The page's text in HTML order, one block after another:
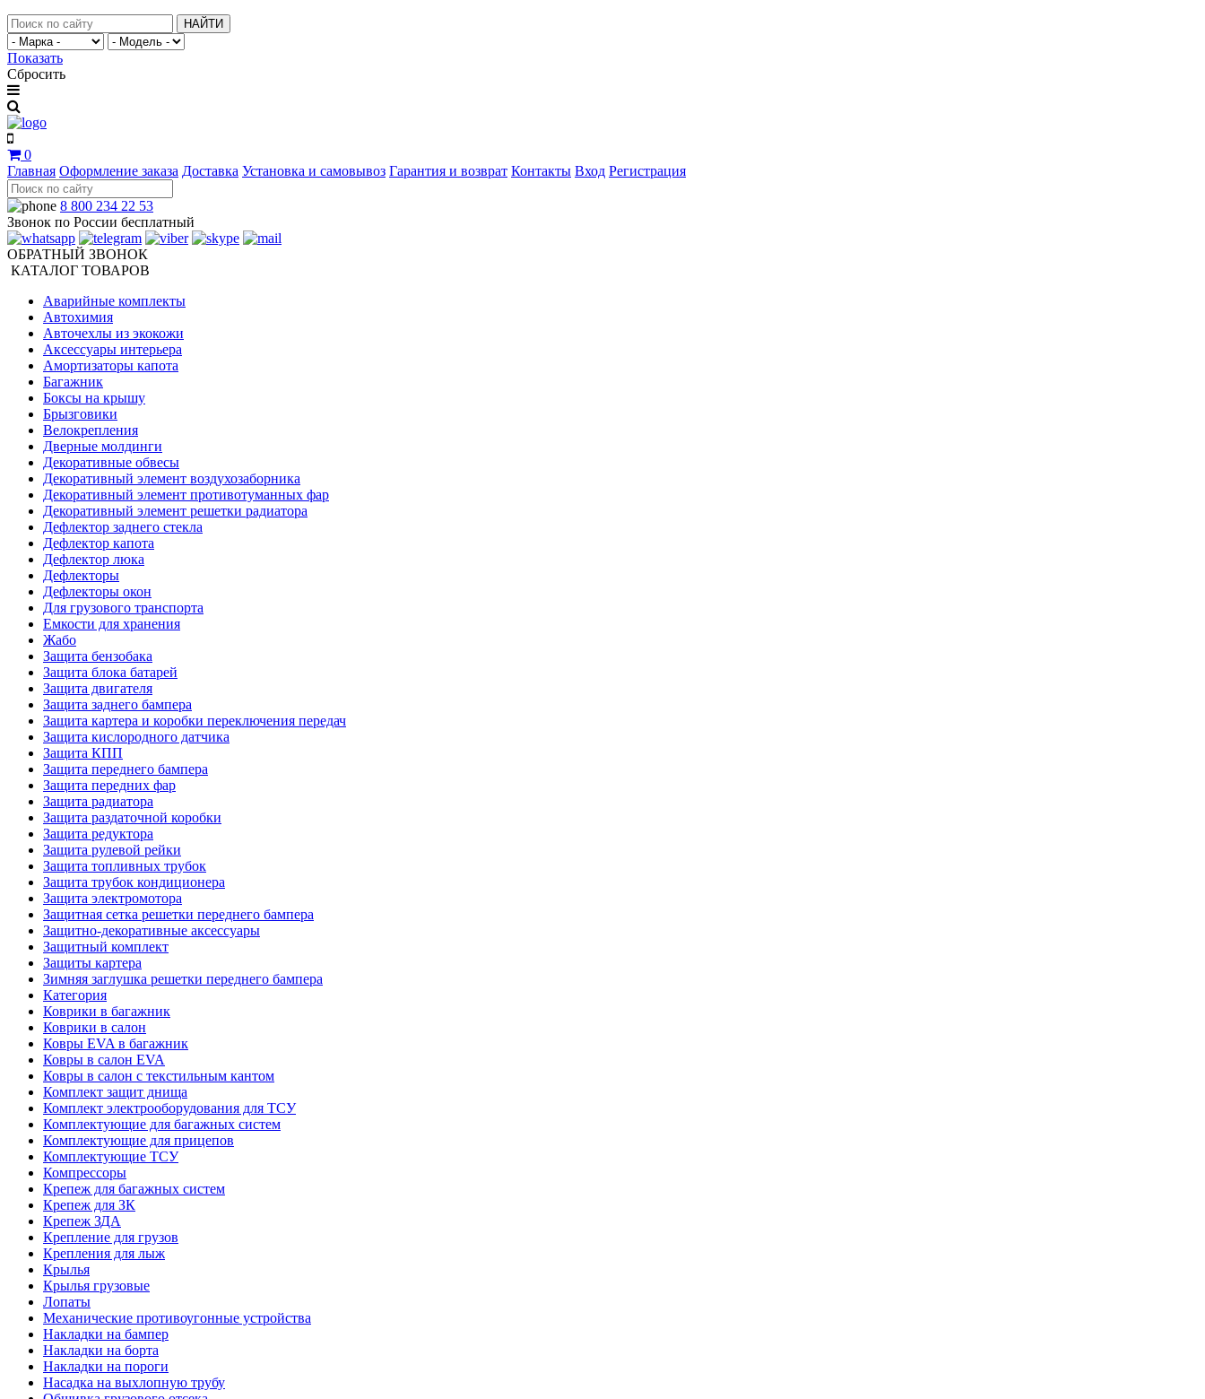
НАЙТИ
Показать
Сбросить
0
Главная Оформление заказа Доставка Установка и самовывоз Гарантия и возврат Контакты Вход Регистрация
8 800 234 22 53
Звонок по России бесплатный
ОБРАТНЫЙ ЗВОНОК
КАТАЛОГ ТОВАРОВ
Аварийные комплекты
Автохимия
Авточехлы из экокожи
Аксессуары интерьера
Амортизаторы капота
Багажник
Боксы на крышу
Брызговики
Велокрепления
Дверные молдинги
Декоративные обвесы
Декоративный элемент воздухозаборника
Декоративный элемент противотуманных фар
Декоративный элемент решетки радиатора
Дефлектор заднего стекла
Дефлектор капота
Дефлектор люка
Дефлекторы
Дефлекторы окон
Для грузового транспорта
Емкости для хранения
Жабо
Защита бензобака
Защита блока батарей
Защита двигателя
Защита заднего бампера
Защита картера и коробки переключения передач
Защита кислородного датчика
Защита КПП
Защита переднего бампера
Защита передних фар
Защита радиатора
Защита раздаточной коробки
Защита редуктора
Защита рулевой рейки
Защита топливных трубок
Защита трубок кондиционера
Защита электромотора
Защитная сетка решетки переднего бампера
Защитно-декоративные аксессуары
Защитный комплект
Защиты картера
Зимняя заглушка решетки переднего бампера
Категория
Коврики в багажник
Коврики в салон
Ковры EVA в багажник
Ковры в салон EVA
Ковры в салон с текстильным кантом
Комплект защит днища
Комплект электрооборудования для ТСУ
Комплектующие для багажных систем
Комплектующие для прицепов
Комплектующие ТСУ
Компрессоры
Крепеж для багажных систем
Крепеж для ЗК
Крепеж ЗДА
Крепление для грузов
Крепления для лыж
Крылья
Крылья грузовые
Лопаты
Механические противоугонные устройства
Накладки на бампер
Накладки на борта
Накладки на пороги
Насадка на выхлопную трубу